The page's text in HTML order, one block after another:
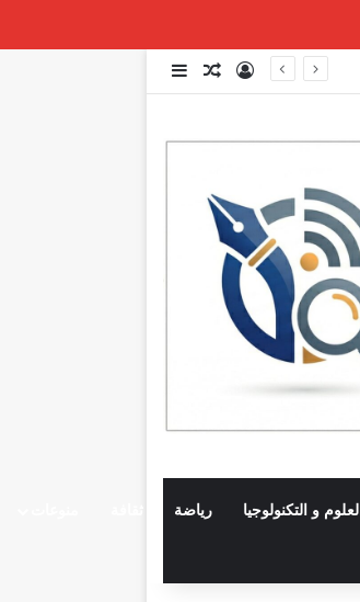
تسجيل الدخول
مقال عشوائي
إضافة عمود جانبي
العلوم و التكنولوجيا رياضة